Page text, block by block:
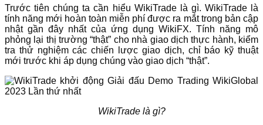
Trước tiên chúng ta cần hiểu WikiTrade là gì. WikiTrade là
tính năng mới hoàn toàn miễn phí được ra mắt trong bản cập
nhật gần đây nhất của ứng dụng WikiFX. Tính năng mô
phỏng lại thị trường “thật” cho nhà giao dịch thực hành, kiểm
tra thử nghiệm các chiến lược giao dịch, chỉ báo kỹ thuật
mới trước khi áp dụng chúng vào giao dịch “thật”.
WikiTrade là gì?